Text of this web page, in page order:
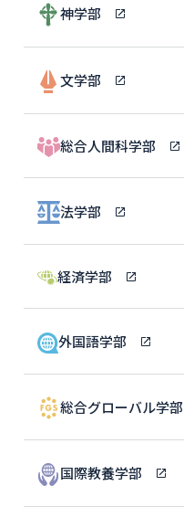
神学部
文学部
総合人間科学部
法学部
経済学部
外国語学部
総合グローバル学部
国際教養学部